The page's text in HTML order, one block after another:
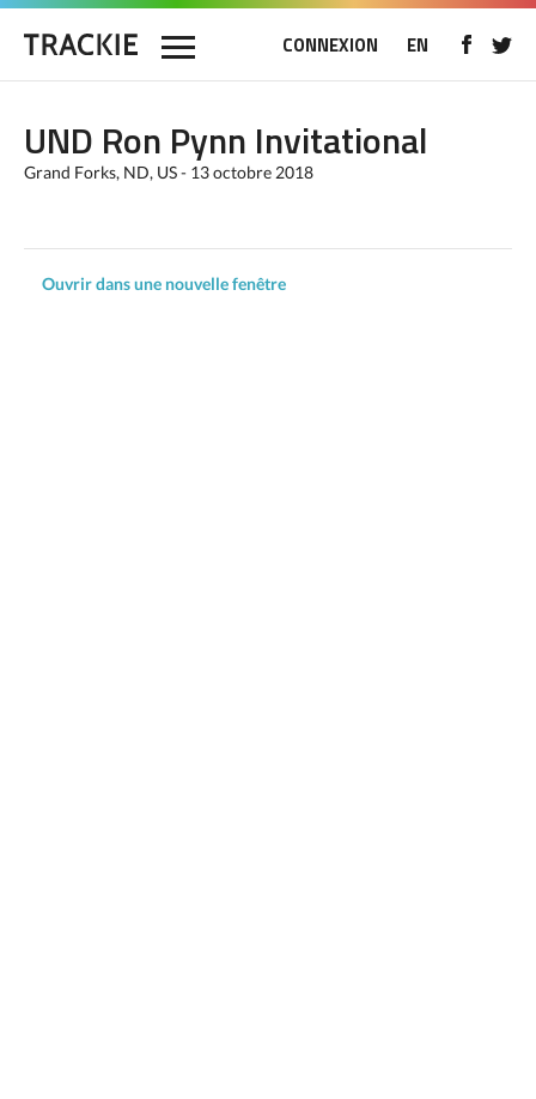
CONNEXION EN
UND Ron Pynn Invitational
Grand Forks, ND, US - 13 octobre 2018
Ouvrir dans une nouvelle fenêtre